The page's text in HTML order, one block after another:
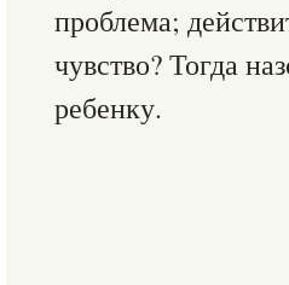
проблема;
чувство? Тогда
ребенку.